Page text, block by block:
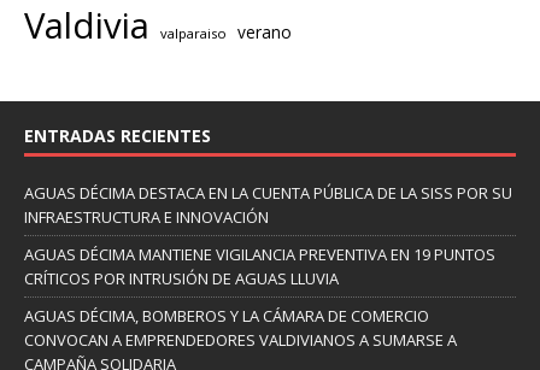
Valdivia valparaiso verano
ENTRADAS RECIENTES
AGUAS DÉCIMA DESTACA EN LA CUENTA PÚBLICA DE LA SISS POR SU
INFRAESTRUCTURA E INNOVACIÓN
AGUAS DÉCIMA MANTIENE VIGILANCIA PREVENTIVA EN 19 PUNTOS
CRÍTICOS POR INTRUSIÓN DE AGUAS LLUVIA
AGUAS DÉCIMA, BOMBEROS Y LA CÁMARA DE COMERCIO
CONVOCAN A EMPRENDEDORES VALDIVIANOS A SUMARSE A
CAMPAÑA SOLIDARIA